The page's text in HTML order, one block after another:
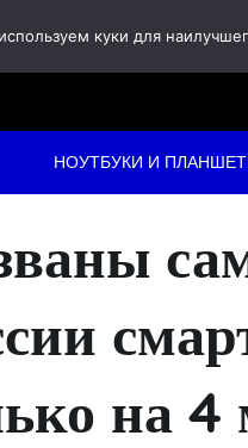
НОУТБУКИ И
на 4
куки для